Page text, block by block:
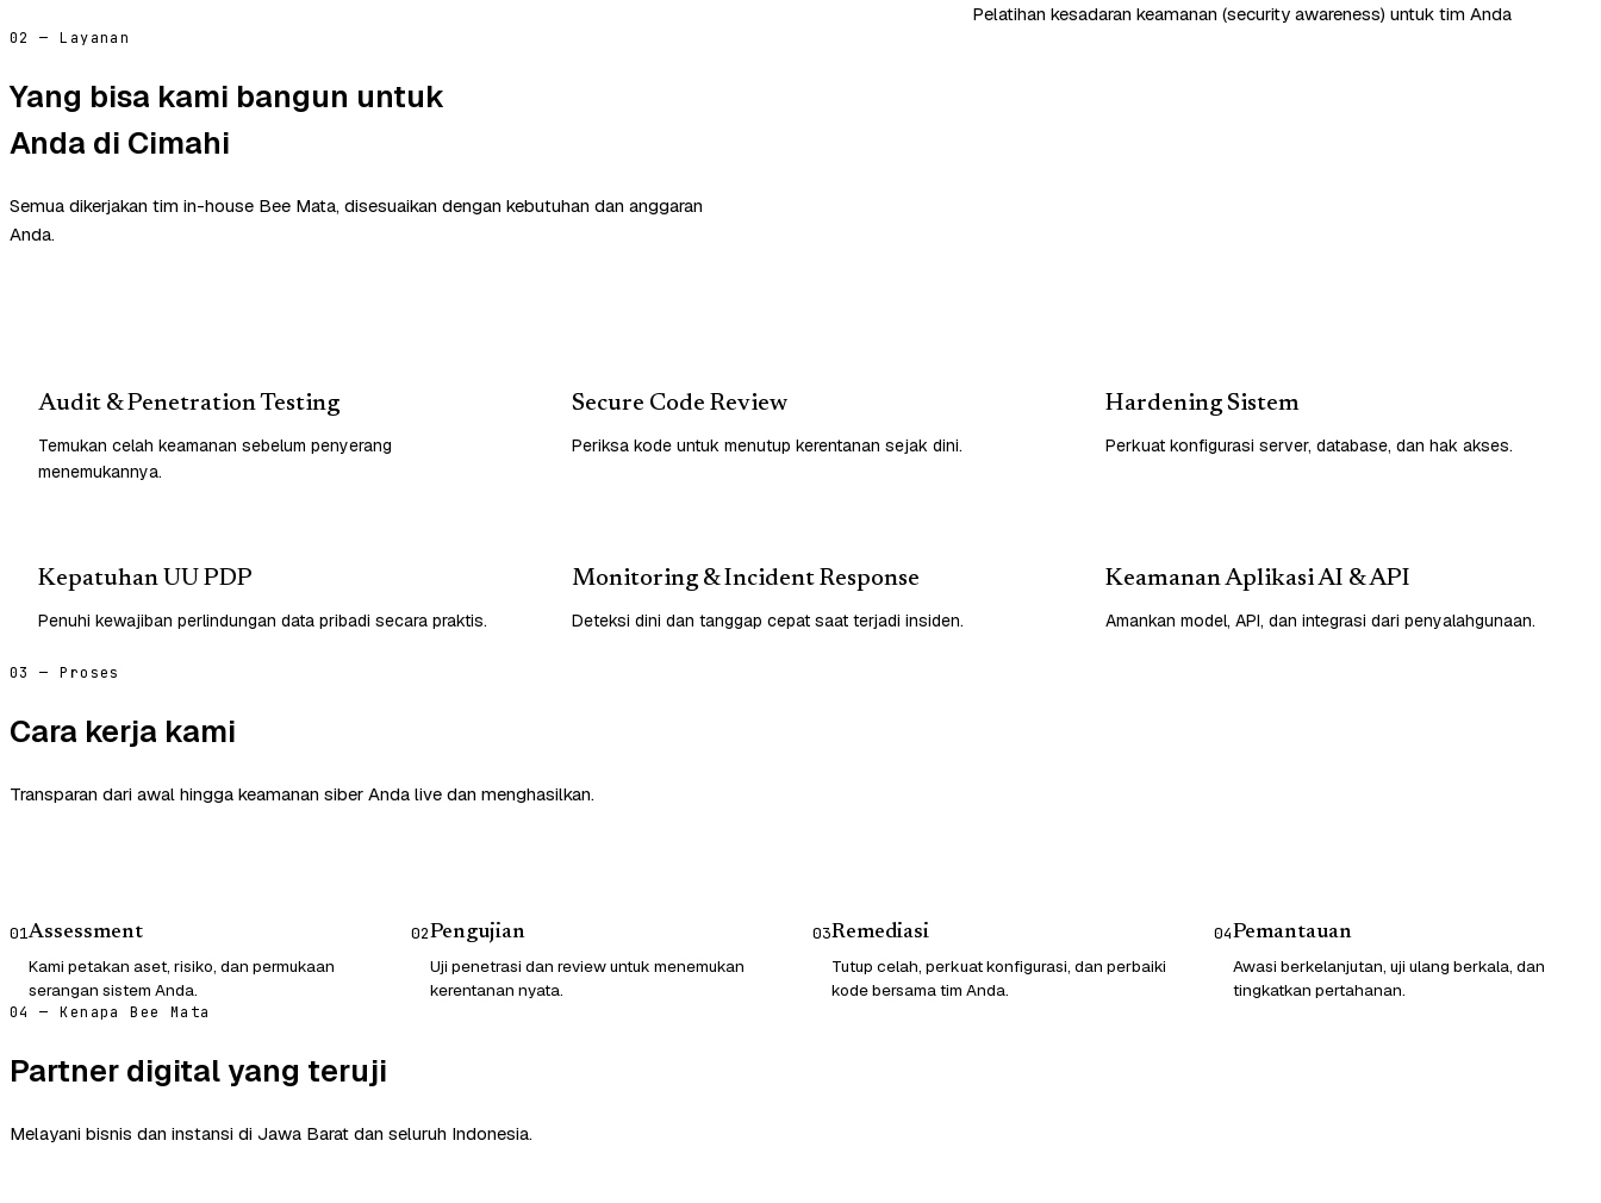
Pelatihan kesadaran keamanan (security awareness) untuk tim Anda
02 — Layanan
Yang bisa kami bangun untuk
Anda di Cimahi
Semua dikerjakan tim in-house Bee Mata, disesuaikan dengan kebutuhan dan anggaran
Anda.
Audit & Penetration Testing
Temukan celah keamanan sebelum penyerang
menemukannya.
Secure Code Review
Periksa kode untuk menutup kerentanan sejak dini.
Hardening Sistem
Perkuat konfigurasi server, database, dan hak akses.
Kepatuhan UU PDP
Penuhi kewajiban perlindungan data pribadi secara praktis.
Monitoring & Incident Response
Deteksi dini dan tanggap cepat saat terjadi insiden.
Keamanan Aplikasi AI & API
Amankan model, API, dan integrasi dari penyalahgunaan.
03 — Proses
Cara kerja kami
Transparan dari awal hingga keamanan siber Anda live dan menghasilkan.
01Assessment
Kami petakan aset, risiko, dan permukaan
serangan sistem Anda.
02Pengujian
Uji penetrasi dan review untuk menemukan
kerentanan nyata.
03Remediasi
Tutup celah, perkuat konfigurasi, dan perbaiki
kode bersama tim Anda.
04Pemantauan
Awasi berkelanjutan, uji ulang berkala, dan
tingkatkan pertahanan.
04 — Kenapa Bee Mata
Partner digital yang teruji
Melayani bisnis dan instansi di Jawa Barat dan seluruh Indonesia.